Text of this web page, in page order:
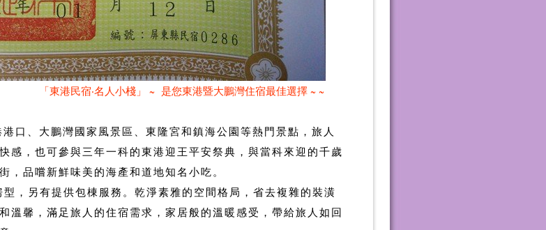
「東港民宿‧名人小棧」 ~ 是您東港暨大鵬灣住宿最佳選擇 ~ ~
港口、大鵬灣國家風景區、東隆宮和鎮海公園等熱門景點，旅人
感，也可參與三年一科的東港迎王平安祭典，與當科來迎的千歲
，品嚐新鮮味美的海產和道地知名小吃。
，另有提供包棟服務。乾淨素雅的空間格局，省去複雜的裝潢
溫馨，滿足旅人的住宿需求，家居般的溫暖感受，帶給旅人如回